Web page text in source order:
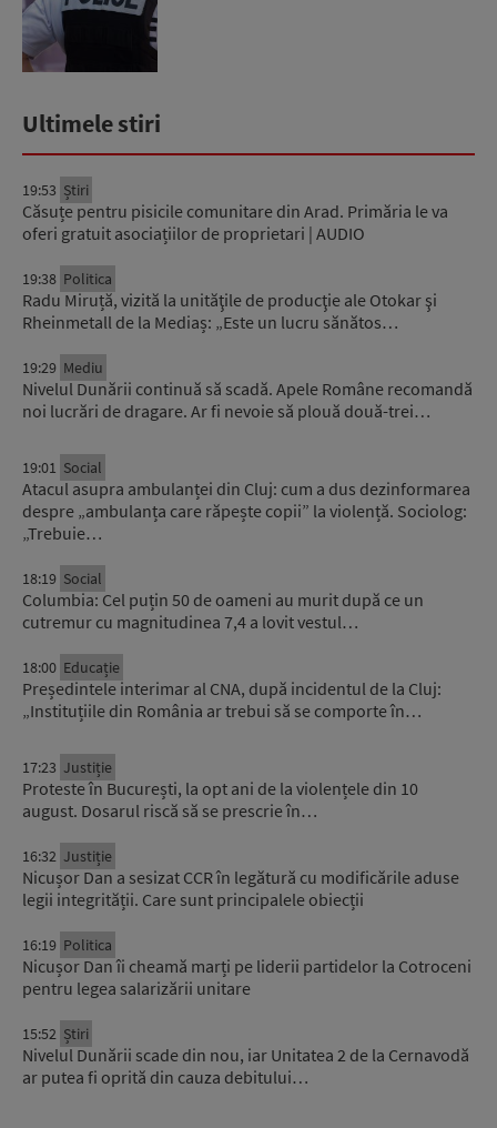
Ultimele stiri
19:53 Știri
Căsuțe pentru pisicile comunitare din Arad. Primăria le va
oferi gratuit asociațiilor de proprietari | AUDIO
19:38 Politica
Radu Miruță, vizită la unităţile de producţie ale Otokar şi
Rheinmetall de la Mediaș: „Este un lucru sănătos…
19:29 Mediu
Nivelul Dunării continuă să scadă. Apele Române recomandă
noi lucrări de dragare. Ar fi nevoie să plouă două-trei…
19:01 Social
Atacul asupra ambulanței din Cluj: cum a dus dezinformarea
despre „ambulanța care răpește copii” la violență. Sociolog:
„Trebuie…
18:19 Social
Columbia: Cel puțin 50 de oameni au murit după ce un
cutremur cu magnitudinea 7,4 a lovit vestul…
18:00 Educație
Președintele interimar al CNA, după incidentul de la Cluj:
„Instituțiile din România ar trebui să se comporte în…
17:23 Justiție
Proteste în București, la opt ani de la violențele din 10
august. Dosarul riscă să se prescrie în…
16:32 Justiție
Nicușor Dan a sesizat CCR în legătură cu modificările aduse
legii integrității. Care sunt principalele obiecții
16:19 Politica
Nicușor Dan îi cheamă marți pe liderii partidelor la Cotroceni
pentru legea salarizării unitare
15:52 Știri
Nivelul Dunării scade din nou, iar Unitatea 2 de la Cernavodă
ar putea fi oprită din cauza debitului…